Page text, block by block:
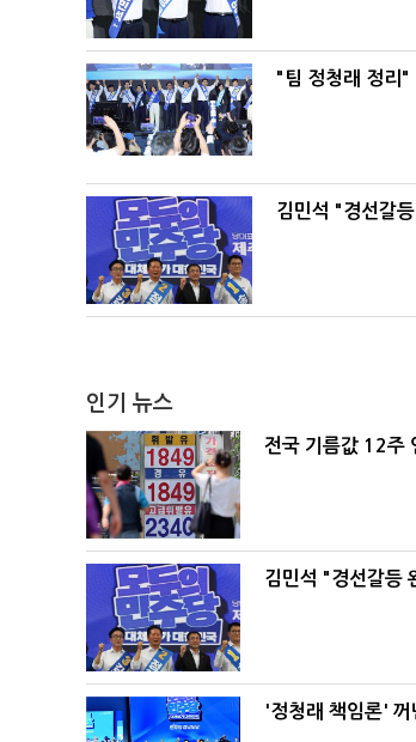
"팀 정청래 정리
김민석 "경선갈
인기 뉴스
전국 기름값 12주
김민석 "경선갈등
'정청래 책임론' 꺼